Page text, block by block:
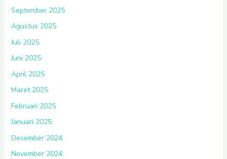
September 2025
Agustus 2025
Juli 2025
Juni 2025
April 2025
Maret 2025
Februari 2025
Januari 2025
Desember 2024
November 2024